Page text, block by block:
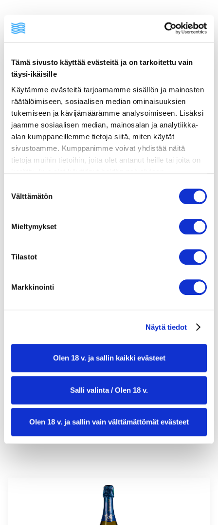
Tämä sivusto käyttää evästeitä ja on tarkoitettu vain
täysi-ikäisille
Käytämme evästeitä tarjoamamme sisällön ja mainosten
räätälöimiseen, sosiaalisen median ominaisuuksien
tukemiseen ja kävijämäärämme analysoimiseen. Lisäksi
jaamme sosiaalisen median, mainosalan ja analytiikka-
alan kumppaneillemme tietoja siitä, miten käytät
sivustoamme. Kumppanimme voivat yhdistää näitä
tietoja muihin tietoihin, joita olet antanut heille tai joita on
tai vanhempi. Vahvista ikäsi käyttääksesi sivustoa.
valinta
Välttämätön
Mieltymykset
Tilastot
Markkinointi
Näytä tiedot
Olen 18 v. ja sallin kaikki evästeet
Salli valinta / Olen 18 v.
Olen 18 v. ja sallin vain välttämättömät evästeet
ainekset
valmistusohje
lisätietoja
1 pussi pakastepinaattia (á 200g)
2 kananmunaa
100 g viipaloitua kylmäsavulohta
valmistusaika:30 min